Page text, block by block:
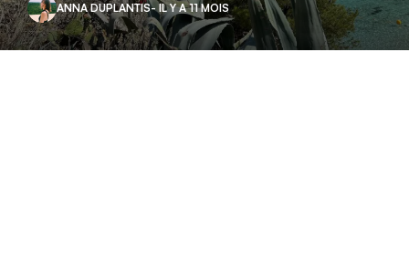
ANNA DUPLANTIS- IL Y A 11 MOIS